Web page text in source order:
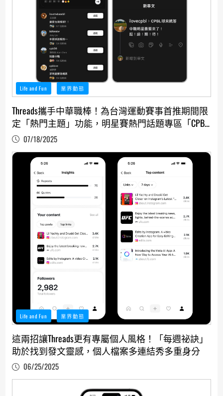
Life and Fun 業界動態
Threads攜手中華職棒！為台灣運動賽事首推期間限
定「熱門主題」功能，明星賽熱門話題專區「CPBL
球來就答」、即刻開聊追上社群熱潮
07/18/2025
Life and Fun 業界動態
這兩招讓Threads更有專屬個人風格！「每週祕訣」
助於找到發文靈感，個人檔案多連結秀多重身分
06/25/2025